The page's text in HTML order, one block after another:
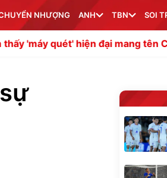
NHƯỢNG ANH TBN SOI
đại mang tên Cristian Orozco